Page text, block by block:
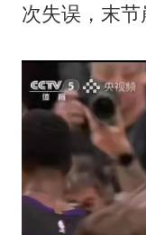
次失误，末节